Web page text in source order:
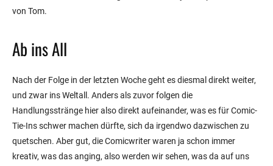
von Tom.
Ab ins All
Nach der Folge in der letzten Woche geht es diesmal direkt weiter,
und zwar ins Weltall. Anders als zuvor folgen die
Handlungsstränge hier also direkt aufeinander, was es für Comic-
Tie-Ins schwer machen dürfte, sich da irgendwo dazwischen zu
quetschen. Aber gut, die Comicwriter waren ja schon immer
kreativ, was das anging, also werden wir sehen, was da auf uns